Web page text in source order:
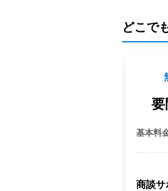
どこで
基本料
商談サ